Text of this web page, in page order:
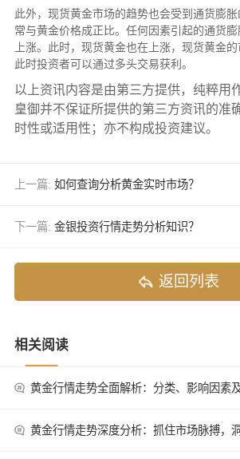
此外，现货黄金市场的趋势也会受到通货膨
常与黄金价格成正比。任何因素引起的通货
上涨。此时，现货黄金也在上涨，现货黄金的
此时投资者可以通过多头交易获利。
以上资讯内容是由第三方提供，纯粹用
皇御并不保证所提供的第三方资讯的准
时性或适用性；亦不构成投资建议。
上一篇: 如何查询分析黄金实时市场？
下一篇: 金银投资行情走势分析知识？
返回列表
相关阅读
黄金行情走势全面解析：分类、影响因素
黄金行情走势深度分析：抓住市场脉搏，